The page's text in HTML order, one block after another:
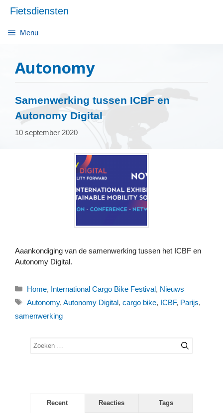
naar
inhoud
Fietsdiensten
Menu
Autonomy
Samenwerking tussen ICBF en
Autonomy Digital
10 september 2020
Aaankondiging van de samenwerking tussen het ICBF en
Autonomy Digital.
Categorieën
Home, International Cargo Bike Festival, Nieuws
Tags
Autonomy, Autonomy Digital, cargo bike, ICBF, Parijs,
samenwerking
Zoek
Recent Reacties Tags